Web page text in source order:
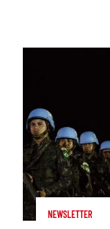
NEWSLETTER